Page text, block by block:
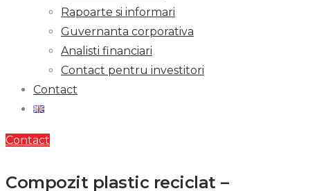
Rapoarte si informari
Guvernanta corporativa
Analisti financiari
Contact pentru investitori
Contact
Contact
Compozit plastic reciclat –